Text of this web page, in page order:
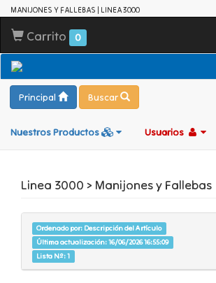
MANIJONES Y FALLEBAS | LINEA 3000
Carrito 0
Principal Buscar
Nuestros Productos Usuarios
Linea 3000 > Manijones y Fallebas
Ordenado por: Descripción del Artículo
Última actualización: 16/06/2026 16:55:09
Lista Nº: 1